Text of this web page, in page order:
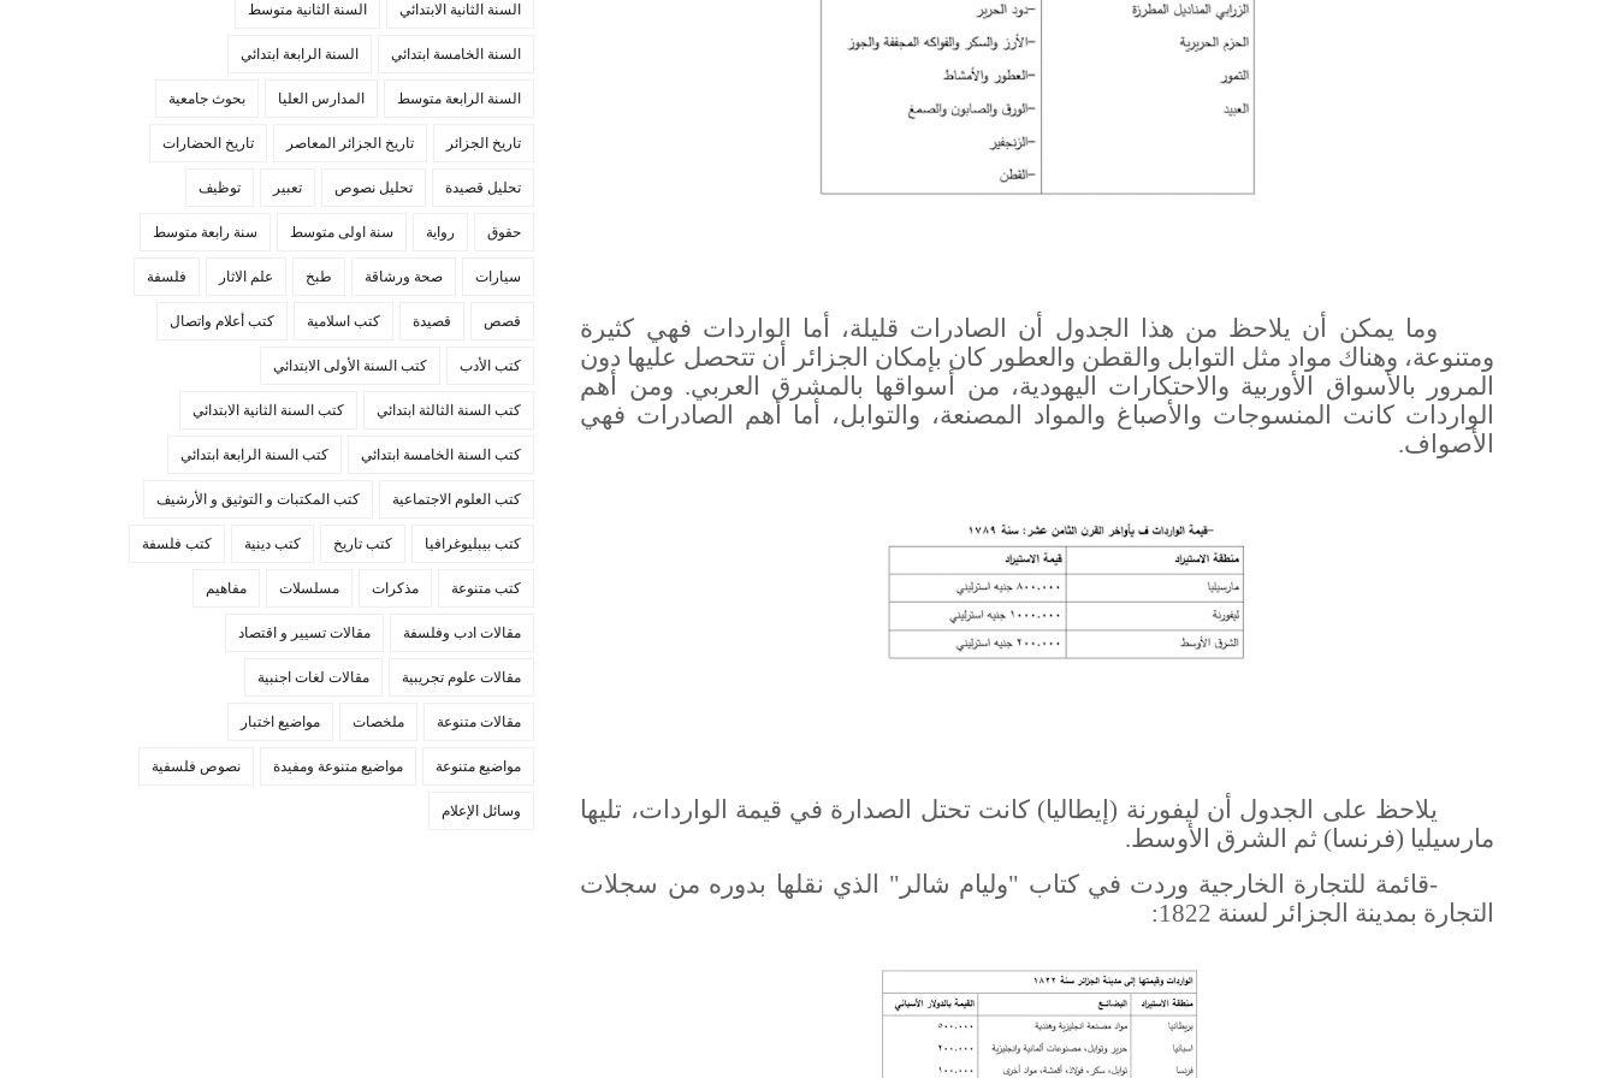
وما يمكن أن يلاحظ من هذا الجدول أن الصادرات قليلة، أما الواردات فهي كثيرة
ومتنوعة، وهناك مواد مثل التوابل والقطن والعطور كان بإمكان الجزائر أن تتحصل عليها دون
المرور بالأسواق الأوربية والاحتكارات اليهودية، من أسواقها بالمشرق العربي. ومن أهم
الواردات كانت المنسوجات والأصباغ والمواد المصنعة، والتوابل، أما أهم الصادرات فهي
الأصواف.
يلاحظ على الجدول أن ليفورنة (إيطاليا) كانت تحتل الصدارة في قيمة الواردات، تليها
مارسيليا (فرنسا) ثم الشرق الأوسط.
-قائمة للتجارة الخارجية وردت في كتاب "وليام شالر" الذي نقلها بدوره من سجلات
التجارة بمدينة الجزائر لسنة 1822:
السنة الثانية الابتدائي السنة الثانية متوسط
السنة الخامسة ابتدائي السنة الرابعة ابتدائي
السنة الرابعة متوسط المدارس العليا بحوث جامعية
تاريخ الجزائر تاريخ الجزائر المعاصر تاريخ الحضارات
تحليل قصيدة تحليل نصوص تعبير توظيف
حقوق رواية سنة اولى متوسط سنة رابعة متوسط
سيارات صحة ورشاقة طبخ علم الاثار فلسفة
قصص قصيدة كتب اسلامية كتب أعلام واتصال
كتب الأدب كتب السنة الأولى الابتدائي
كتب السنة الثالثة ابتدائي كتب السنة الثانية الابتدائي
كتب السنة الخامسة ابتدائي كتب السنة الرابعة ابتدائي
كتب العلوم الاجتماعية كتب المكتبات و التوثيق و الأرشيف
كتب بيبليوغرافيا كتب تاريخ كتب دينية كتب فلسفة
كتب متنوعة مذكرات مسلسلات مفاهيم
مقالات ادب وفلسفة مقالات تسيير و اقتصاد
مقالات علوم تجريبية مقالات لغات اجنبية
مقالات متنوعة ملخصات مواضيع اختبار
مواضيع متنوعة مواضيع متنوعة ومفيدة نصوص فلسفية
وسائل الإعلام